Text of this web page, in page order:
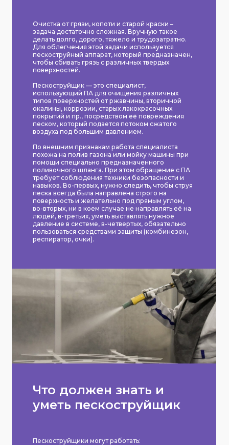
Очистка от грязи, копоти и старой краски –
задача достаточно сложная. Вручную такое
делать долго, дорого, тяжело и трудозатратно.
Для облегчения этой задачи используется
пескоструйный аппарат, который предназначен,
чтобы сбивать грязь с различных твердых
поверхностей.
Пескоструйщик — это специалист,
использующий ПА для очищения различных
типов поверхностей от ржавчины, вторичной
окалины, коррозии, старых лакокрасочных
покрытий и пр., посредством её повреждения
песком, который подается потоком сжатого
воздуха под большим давлением.
По внешним признакам работа специалиста
похожа на полив газона или мойку машины при
помощи специально предназначенного
поливочного шланга. При этом обращение с ПА
требует соблюдения техники безопасности и
навыков. Во-первых, нужно следить, чтобы струя
песка всегда была направлена строго на
поверхность и желательно под прямым углом,
во-вторых, ни в коем случае не направлять её на
людей, в-третьих, уметь выставлять нужное
давление в системе, в-четвертых, обязательно
пользоваться средствами защиты (комбинезон,
респиратор, очки).
Что должен знать и
уметь пескоструйщик
Пескоструйщики могут работать: